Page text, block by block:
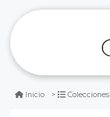
Inicio Colecciones